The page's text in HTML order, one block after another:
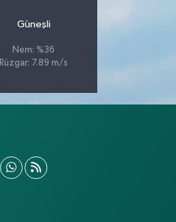
Güneşli
Nem: %36
Rüzgar: 7.89 m/s